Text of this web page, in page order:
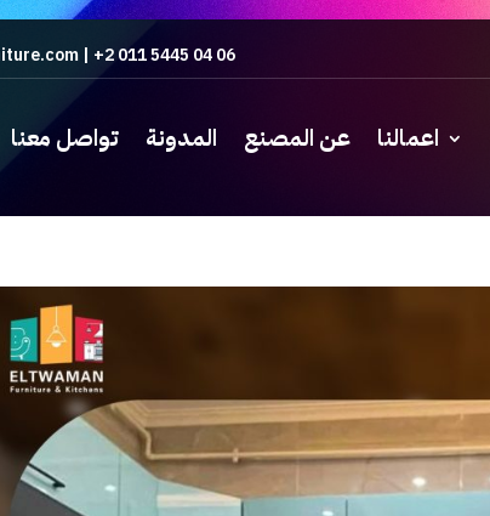
| +2 011 5445 04 06
اعمالنا عن المصنع المدونة تواصل معنا